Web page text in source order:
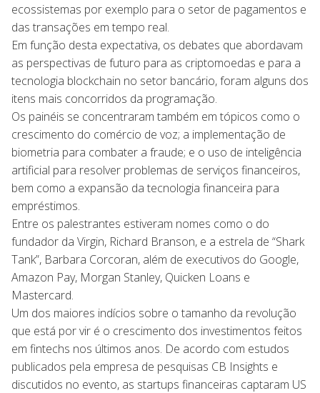
ecossistemas por exemplo para o setor de pagamentos e
das transações em tempo real.
Em função desta expectativa, os debates que abordavam
as perspectivas de futuro para as criptomoedas e para a
tecnologia blockchain no setor bancário, foram alguns dos
itens mais concorridos da programação.
Os painéis se concentraram também em tópicos como o
crescimento do comércio de voz; a implementação de
biometria para combater a fraude; e o uso de inteligência
artificial para resolver problemas de serviços financeiros,
bem como a expansão da tecnologia financeira para
empréstimos.
Entre os palestrantes estiveram nomes como o do
fundador da Virgin, Richard Branson, e a estrela de “Shark
Tank”, Barbara Corcoran, além de executivos do Google,
Amazon Pay, Morgan Stanley, Quicken Loans e
Mastercard.
Um dos maiores indícios sobre o tamanho da revolução
que está por vir é o crescimento dos investimentos feitos
em fintechs nos últimos anos. De acordo com estudos
publicados pela empresa de pesquisas CB Insights e
discutidos no evento, as startups financeiras captaram US